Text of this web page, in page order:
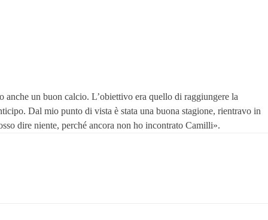
un buon calcio. L’obiettivo era quello di raggiungere la
Dal mio punto di vista è stata una buona stagione, rientravo in
dire niente, perché ancora non ho incontrato Camilli».